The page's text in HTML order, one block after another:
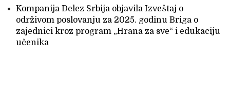
Kompanija Delez Srbija objavila Izveštaj o
održivom poslovanju za 2025. godinu Briga o
zajednici kroz program „Hrana za sve“ i edukaciju
učenika